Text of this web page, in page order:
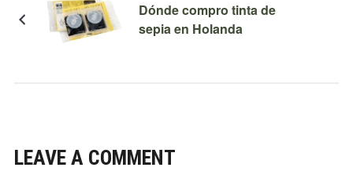
Dónde compro tinta de
sepia en Holanda
LEAVE A COMMENT